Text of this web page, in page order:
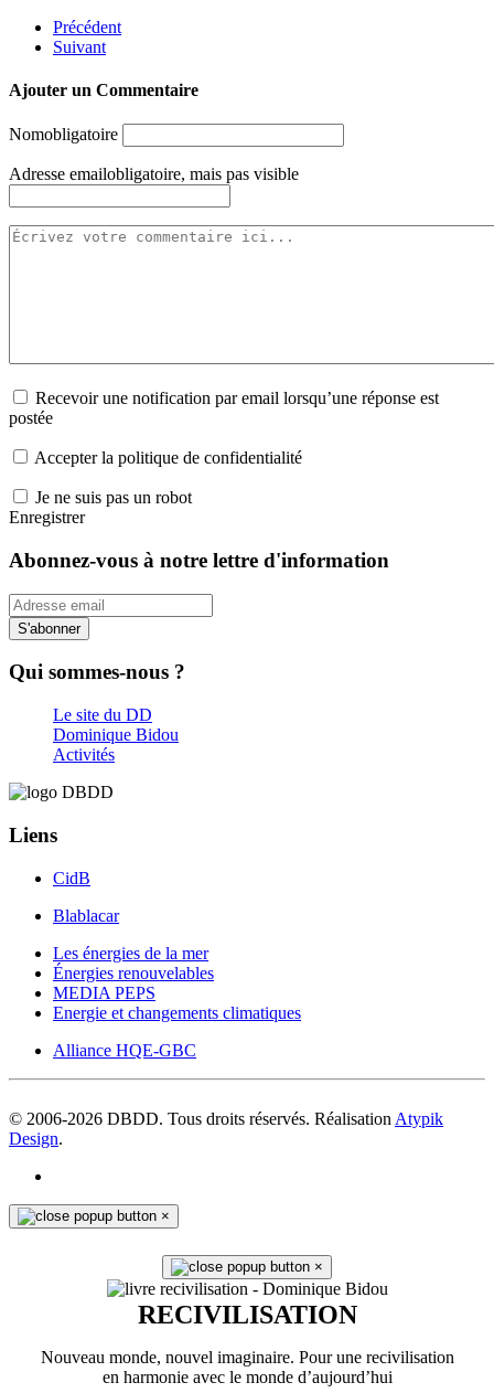
Précédent
Suivant
Ajouter un Commentaire
Nomobligatoire
Adresse emailobligatoire, mais pas visible
Recevoir une notification par email lorsqu’une réponse est
postée
Accepter la politique de confidentialité
Je ne suis pas un robot
Enregistrer
Abonnez-vous à notre lettre d'information
S'abonner
Qui sommes-nous ?
Le site du DD
Dominique Bidou
Activités
Liens
CidB
Blablacar
Les énergies de la mer
Énergies renouvelables
MEDIA PEPS
Energie et changements climatiques
Alliance HQE-GBC
© 2006-2026 DBDD. Tous droits réservés. Réalisation Atypik
Design.
×
×
RECIVILISATION
Nouveau monde, nouvel imaginaire. Pour une recivilisation
en harmonie avec le monde d’aujourd’hui